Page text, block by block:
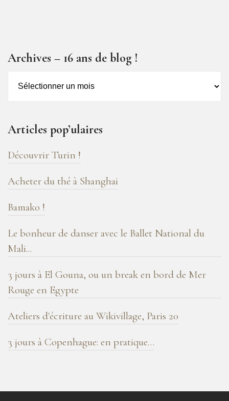
Archives – 16 ans de blog !
de
blog
!
Articles pop’ulaires
Découvrir Turin !
Acheter du thé à Shanghai
Bamako !
Le bonheur de danser avec le Ballet National du
Mali...
3 jours à El Gouna, ou un break en bord de Mer
Rouge en Egypte
Ateliers d'écriture au Wikivillage, Paris 20
3 jours à Copenhague: en pratique…